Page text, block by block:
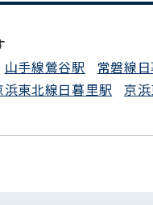
電話でお問い合わせ
山手線鶯谷駅 常磐線
浜東北線日暮里駅
京